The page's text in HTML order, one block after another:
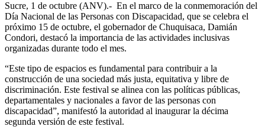
Sucre, 1 de octubre (ANV).- En el marco de la conmemoración del
Día Nacional de las Personas con Discapacidad, que se celebra el
próximo 15 de octubre, el gobernador de Chuquisaca, Damián
Condori, destacó la importancia de las actividades inclusivas
organizadas durante todo el mes.
“Este tipo de espacios es fundamental para contribuir a la
construcción de una sociedad más justa, equitativa y libre de
discriminación. Este festival se alinea con las políticas públicas,
departamentales y nacionales a favor de las personas con
discapacidad”, manifestó la autoridad al inaugurar la décima
segunda versión de este festival.